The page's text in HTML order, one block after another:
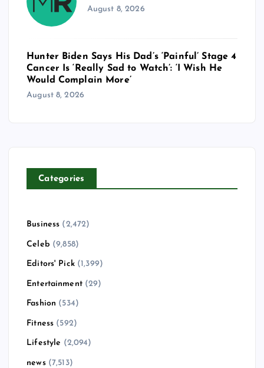
August 8, 2026
Hunter Biden Says His Dad’s ‘Painful’ Stage 4
Cancer Is ‘Really Sad to Watch’: ‘I Wish He
Would Complain More’
August 8, 2026
Categories
Business (2,472)
Celeb (9,858)
Editors' Pick(1,399)
Entertainment(29)
Fashion (534)
Fitness (592)
Lifestyle (2,094)
news(7,513)